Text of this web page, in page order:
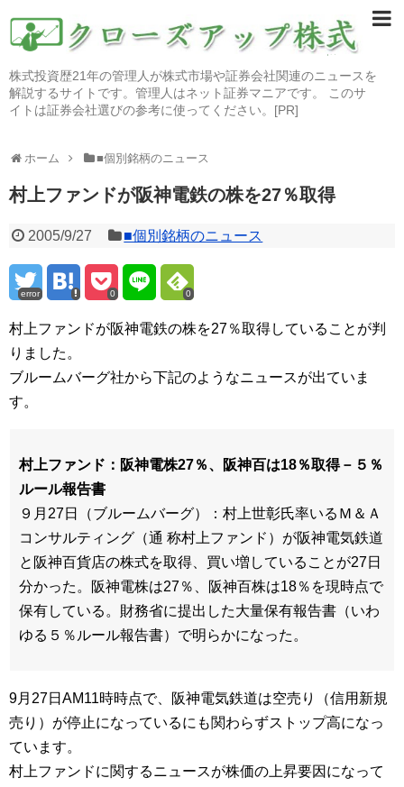
株式投資歴21年の管理人が株式市場や証券会社関連のニュースを
解説するサイトです。管理人はネット証券マニアです。 このサ
イトは証券会社選びの参考に使ってください。[PR]
ホーム ■個別銘柄のニュース
村上ファンドが阪神電鉄の株を27％取得
2005/9/27 ■個別銘柄のニュース
error 0 0
村上ファンドが阪神電鉄の株を27％取得していることが判
りました。
ブルームバーグ社から下記のようなニュースが出ていま
す。
村上ファンド：阪神電株27％、阪神百は18％取得－５％
ルール報告書
９月27日（ブルームバーグ）：村上世彰氏率いるＭ＆Ａ
コンサルティング（通 称村上ファンド）が阪神電気鉄道
と阪神百貨店の株式を取得、買い増していることが27日
分かった。阪神電株は27％、阪神百株は18％を現時点で
保有している。財務省に提出した大量保有報告書（いわ
ゆる５％ルール報告書）で明らかになった。
9月27日AM11時時点で、阪神電気鉄道は空売り（信用新規
売り）が停止になっているにも関わらずストップ高になっ
ています。
村上ファンドに関するニュースが株価の上昇要因になって